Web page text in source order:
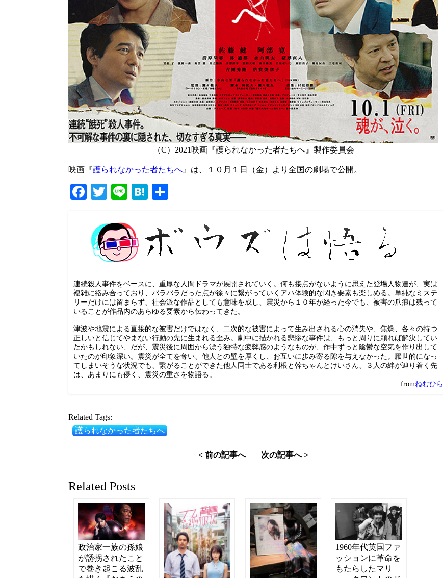
（C）2021映画『護られなかった者たちへ』製作委員会
映画『護られなかった者たちへ 』は、１０月１日（金）より全国の劇場で公開。
Facebook
TwitterLineHatena
連続殺人事件をベースに、重厚な人間ドラマが展開されていく。何も接点がないように思えた登場人物達が、実は
複雑に絡み合っており、バラバラだった点が徐々に繋がっていくアハ体験的な閃き要素も楽しめる。単純なミステ
リーだけには留まらず、社会派な作品としても意味を成し、震災から１０年が経った今でも、被害の爪痕は残って
いることが作品内のあらゆる要素から伝わってきた。
津波や地震による直接的な被害だけではなく、二次的な被害によって生み出される心の消失や、焦燥、各々の持つ
正しいと信じてやまない行動の先に生まれる歪み。劇中に描かれる悲惨な事件は、もっと周りに頼れば解決してい
たかもしれない、だが、震災後に周囲から漂う独特な疲弊感のようなものが、作中ずっと陰鬱な空気を作り出して
いたのが印象深い。震災が全てを奪い、他人との壁を厚くし、お互いに歩み寄る隙を与えなかった。厭世的になっ
てしまいそうな状況でも、繋がることができた他人同士である利根と幹ちゃんとけいさん、３人の絆が辿り着く先
は、あまりにも儚く、震災の重さを物語る。
fromねむひら
Related Tags:
護られなかった者たちへ
< 前の記事へ 次の記事へ >
Related Posts
政治家一族の孫娘
が誘拐されたこと
で巻き起こる波乱
1960年代英国ファ
ッションに革命を
もたらしたマリ